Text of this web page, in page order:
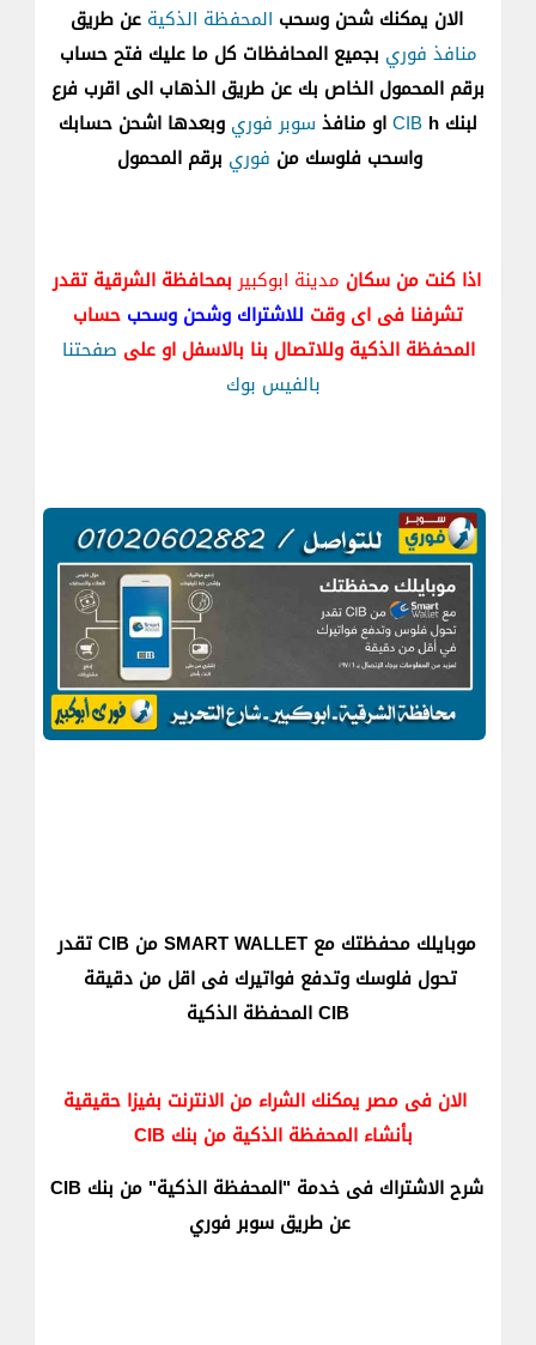
الان يمكنك شحن وسحب المحفظة الذكية عن طريق
منافذ فوري بجميع المحافظات كل ما عليك فتح حساب
برقم المحمول الخاص بك عن طريق الذهاب الى اقرب فرع
لبنك
CIB h او منافذ سوبر فوري وبعدها اشحن حسابك
واسحب فلوسك من فوري برقم المحمول
اذا كنت من سكان مدينة ابوكبيربمحافظة الشرقية تقدر
تشرفنا فى اى وقت للاشتراك وشحن وسحب حساب
المحفظة الذكية وللاتصال بنا بالاسفل او على صفحتنا
بالفيس بوك
موبايلك محفظتك مع SMART WALLET من CIB تقدر
تحول فلوسك وتدفع فواتيرك فى اقل من دقيقة
CIB المحفظة الذكية
الان فى مصر يمكنك الشراء من الانترنت بفيزا حقيقية
بأنشاء المحفظة الذكية من بنك CIB
شرح الاشتراك فى خدمة "المحفظة الذكية" من بنك CIB
عن طريق سوبر فوري